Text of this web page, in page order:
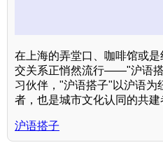
在上海的弄堂口、咖啡馆或
交关系正悄然流行——"沪语
习伙伴，"沪语搭子"以沪语为
者，也是城市文化认同的共建
沪语搭子